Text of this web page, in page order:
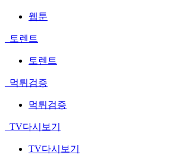
웹툰
토렌트
토렌트
먹튀검증
먹튀검증
TV다시보기
TV다시보기